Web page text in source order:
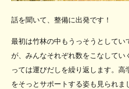
話を聞いて、整備に出発です！
最初は竹林の中もうっそうとしてい
が、みんなそれぞれ数をこなしてい
っては運びだしを繰り返します。高
をそっとサポートする姿も見られま